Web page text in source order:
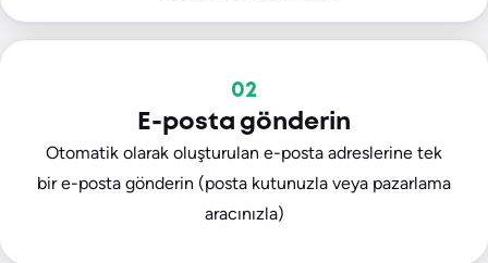
02
E-posta gönderin
Otomatik olarak oluşturulan e-posta adreslerine tek
bir e-posta gönderin (posta kutunuzla veya pazarlama
aracınızla)